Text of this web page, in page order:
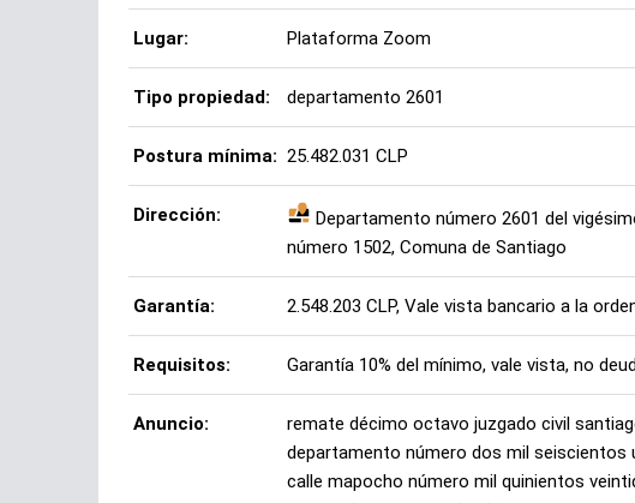
Lugar: Plataforma Zoom
Tipo propiedad: departamento 2601
Postura mínima: 25.482.031 CLP
Dirección:
Departamento número 2601 del
número 1502, Comuna de Santiago
Garantía: 2.548.203 CLP, Vale vista bancario a la
Requisitos: Garantía 10% del mínimo, vale vista, no
Anuncio:
remate décimo octavo juzgado civil
departamento número dos mil seiscientos
calle mapocho número mil quinientos